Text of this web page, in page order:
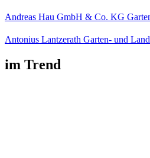
Andreas Hau GmbH & Co. KG
Antonius Lantzerath Garten- und
im Trend